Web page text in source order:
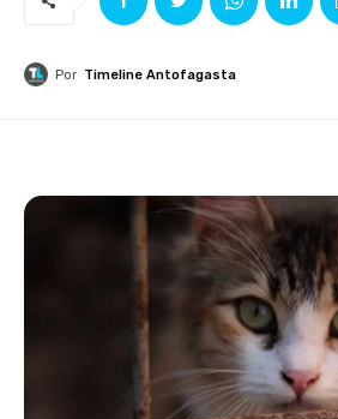
Por Timeline Antofagasta